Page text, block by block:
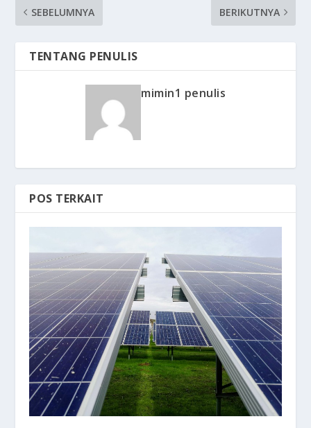
SEBELUMNYA
BERIKUTNYA
TENTANG PENULIS
mimin1 penulis
POS TERKAIT